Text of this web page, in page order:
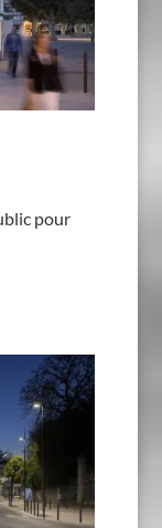
pour